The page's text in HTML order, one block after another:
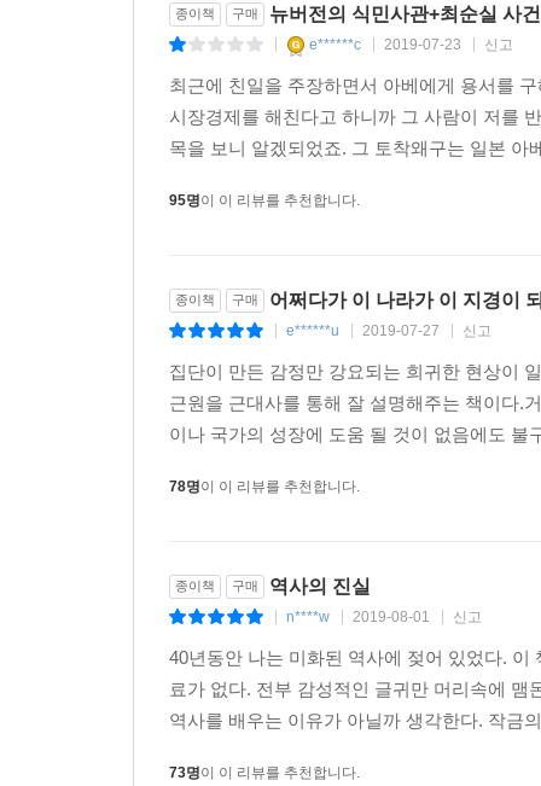
--- p.391
1부 「종족주의의 기억」은 한국인이 일본의 식
조정래의 소설 『아리랑』과 같이 아무런 근거
학살했다고 믿고, 쌀이 수출된 것을 쌀을 빼앗긴
동원되어 노예처럼 사역당한 걸로 본다. 아울
이르기까지 한 번도 그 존재를 인지하지 못한 독
청사를 철거해 대한민국 역사를 지운 것, 반민족
반일 종족주의의란 민족 단계에 이르지 못한 종
3부 「종족주의의 아성, 위안부」는 반일 종족
공창제로 재편된 바 그를 전시기에 일본군이 군
「에필로그」에선, 샤머니즘과 물질주의, 집단
대해서만 적대적인 반일 종족주의로 폭발하였는
경고를 발하였다.
일제말 일본의 비행장 건설에 조선인을 동원하곤
종이책 구매 뉴버전의 식민사관+최순실 사
e******c 2019-07-23 신고
최근에 친일을 주장하면서 아베에게 용서를
시장경제를 해친다고 하니까 그 사람이 저를
목을 보니 알겠되었죠. 그 토착왜구는 일본
95명이 이 리뷰를 추천합니다.
종이책 구매 어쩌다가 이 나라가 이 지경이
e******u 2019-07-27 신고
집단이 만든 감정만 강요되는 희귀한 현상이
근원을 근대사를 통해 잘 설명해주는 책이다.
이나 국가의 성장에 도움 될 것이 없음에도
78명이 이 리뷰를 추천합니다.
종이책 구매 역사의 진실
n****w 2019-08-01 신고
40년동안 나는 미화된 역사에 젖어 있었다.
료가 없다. 전부 감성적인 글귀만 머리속에
역사를 배우는 이유가 아닐까 생각한다. 작금
73명이 이 리뷰를 추천합니다.